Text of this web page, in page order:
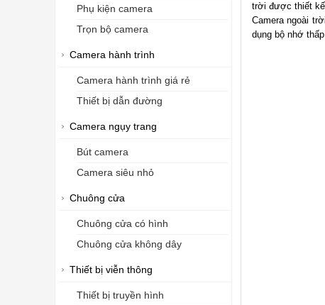
Phụ kiện camera
Trọn bộ camera
Camera hành trình
Camera hành trình giá rẻ
Thiết bị dẫn đường
Camera ngụy trang
Bút camera
Camera siêu nhỏ
Chuông cửa
Chuông cửa có hình
Chuông cửa không dây
Thiết bị viễn thông
Thiết bị truyền hình
trời được thiết kế
Camera ngoài
dụng bộ nhớ